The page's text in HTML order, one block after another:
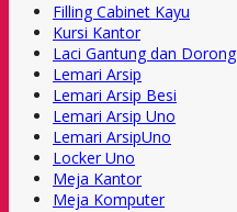
Filling Cabinet Kayu
Kursi Kantor
Laci Gantung dan Dorong
Lemari Arsip
Lemari Arsip Besi
Lemari Arsip Uno
Lemari ArsipUno
Locker Uno
Meja Kantor
Meja Komputer